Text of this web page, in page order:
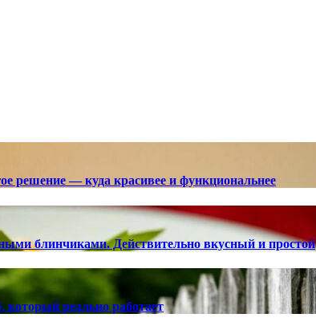
решение — куда красивее и функциональнее
блинчиками. Действительно вкусный и простой
который реально работает